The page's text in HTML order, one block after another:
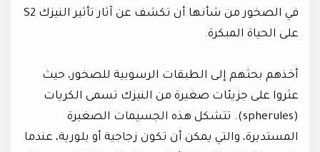
في الصخور من شأنها أن تكشف عن آثار تأثير النيزك S2
على الحياة المبكرة.
أخذهم بحثهم إلى الطبقات الرسوبية للصخور، حيث
عثروا على جزيئات صغيرة من النيزك تسمى الكريات
(spherules). تتشكل هذه الجسيمات الصغيرة
المستديرة، والتي يمكن أن تكون زجاجية أو بلورية، عندما